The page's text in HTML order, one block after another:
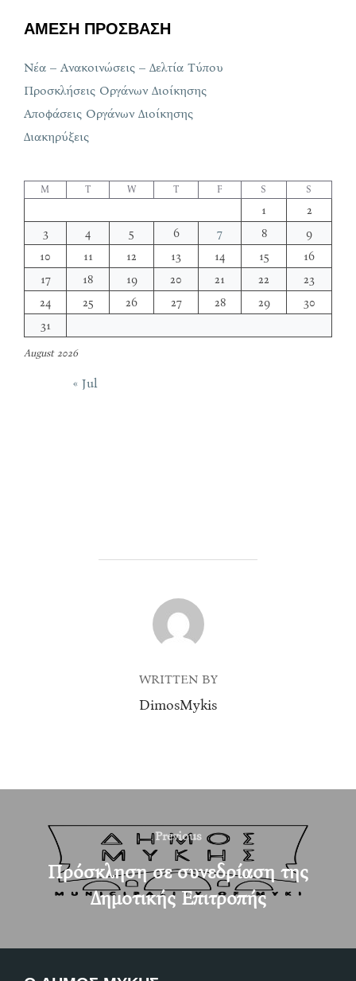
ΑΜΕΣΗ ΠΡΟΣΒΑΣΗ
Νέα – Ανακοινώσεις – Δελτία Τύπου
Προσκλήσεις Οργάνων Διοίκησης
Αποφάσεις Οργάνων Διοίκησης
Διακηρύξεις
August 2026
M T W T F S S
1
2
3
4 5 6 7 8
9
10
11 12 13 14 15
16
17
18 19 20 21 22
23
24
25 26 27 28 29
30
31
« Jul
POST AUTHOR
WRITTEN BY
DimosMykis
navigation
Previous
Previous
Πρόσκληση σε συνεδρίαση της
Δημοτικής Επιτροπής